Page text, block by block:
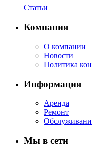
Статьи
Компания
О компании
Новости
Политика
Информация
Аренда
Ремонт
Мы в сети